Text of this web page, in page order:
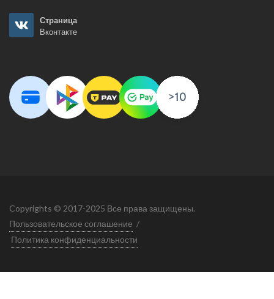
Страница
Вконтакте
Copyrights © 2017-2025 Все права защищены.
Пользовательское соглашение /
Политика конфиденциальности